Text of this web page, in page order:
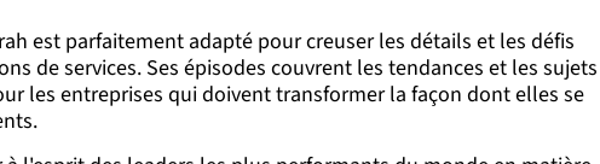
est parfaitement adapté pour creuser les détails et les défis
de services. Ses épisodes couvrent les tendances et les sujets
les entreprises qui doivent transformer la façon dont elles se